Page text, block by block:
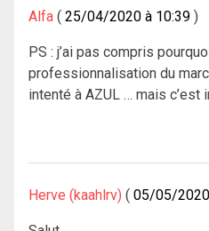
Alfa 25/04/2020 à 10:39
PS : j’ai pas compris
professionnalisation du
intenté à AZUL … mais c’est
Herve (kaahlrv) 05/05/